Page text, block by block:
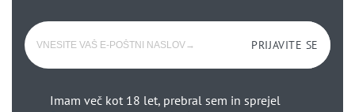
PRIJAVITE SE
Imam več kot 18 let, prebral sem in sprejel